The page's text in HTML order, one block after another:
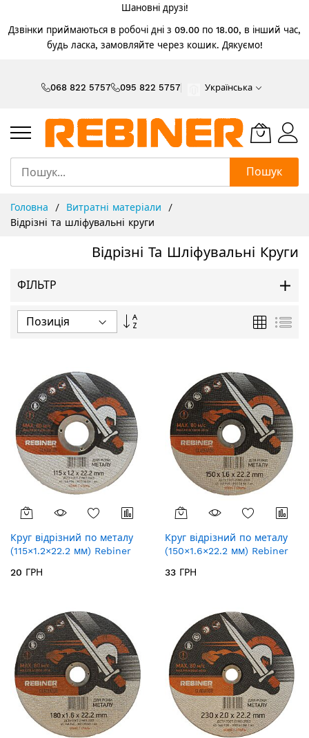
Шановні друзі!
Дзвінки приймаються в робочі дні з 09.00 по 18.00, в інший час,
будь ласка, замовляйте через кошик. Дякуємо!
068 822 5757 095 822 5757 Українська
Пошук
Головна
Витратні матеріали
Відрізні та шліфувальні круги
Відрізні Та Шліфувальні Круги
ФІЛЬТР
Сортувати
Таблиця
Круг відрізний по металу
(115×1.2×22.2 мм) Rebiner
20 ГРН
Круг відрізний по металу
(150×1.6×22.2 мм) Rebiner
33 ГРН